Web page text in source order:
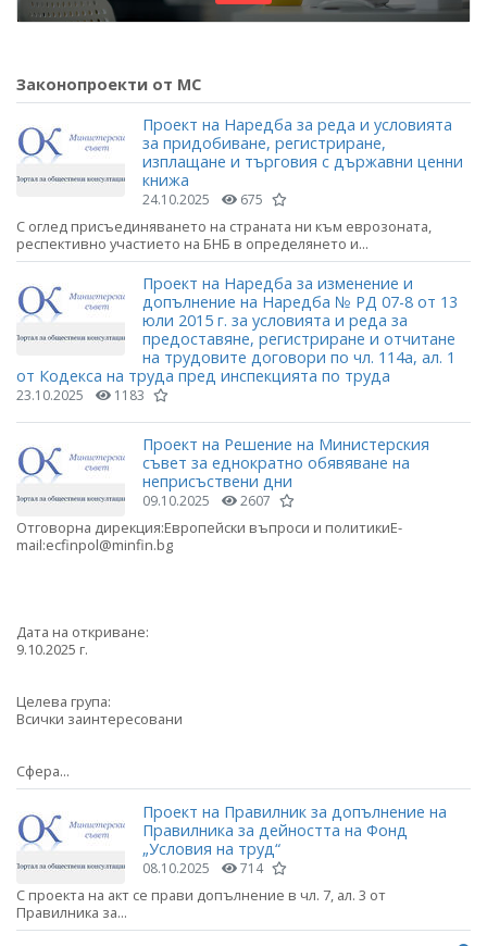
Законопроекти от МС
Проект на Наредба за реда и условията
за придобиване, регистриране,
изплащане и търговия с държавни ценни
книжа
24.10.2025 675
С оглед присъединяването на страната ни към еврозоната,
респективно участието на БНБ в определянето и...
Проект на Наредба за изменение и
допълнение на Наредба № РД 07-8 от 13
юли 2015 г. за условията и реда за
предоставяне, регистриране и отчитане
на трудовите договори по чл. 114а, ал. 1
от Кодекса на труда пред инспекцията по труда
23.10.2025 1183
Проект на Решение на Министерския
съвет за еднократно обявяване на
неприсъствени дни
09.10.2025 2607
Отговорна дирекция:Европейски въпроси и политикиE-
mail:ecfinpol@minfin.bg
Дата на откриване:
9.10.2025 г.
Целева група:
Всички заинтересовани
Сфера...
Проект на Правилник за допълнение на
Правилника за дейността на Фонд
„Условия на труд“
08.10.2025 714
С проекта на акт се прави допълнение в чл. 7, ал. 3 от
Правилника за...